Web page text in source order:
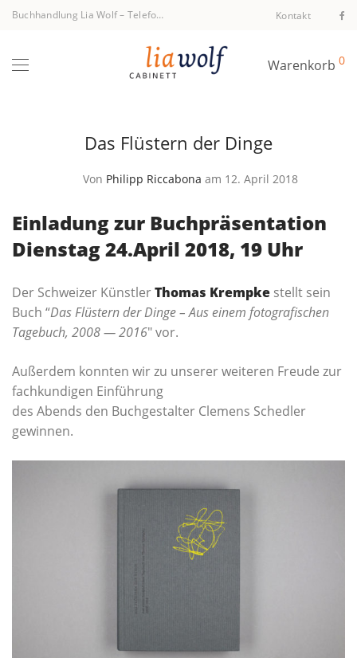
Buchhandlung Lia Wolf– Telefon +43 1 512 40 94 Kontakt
Warenkorb 0
Das Flüstern der Dinge
Von Philipp Riccabona am 12. April 2018
Einladung zur Buchpräsentation
Dienstag 24.April 2018, 19 Uhr
Der Schwei­zer Künst­lerTho­mas Kremp­ke stellt sein
Buch “Das Flüs­tern der Din­ge – Aus einem foto­gra­fi­schen
Tage­buch, 2008 — 2016″ vor.
Außer­dem konn­ten wir zu unse­rer wei­te­ren Freu­de zur
fach­kun­di­gen Einführung
des Abends den Buch­ge­stal­ter Cle­mens Sched­ler
gewinnen.